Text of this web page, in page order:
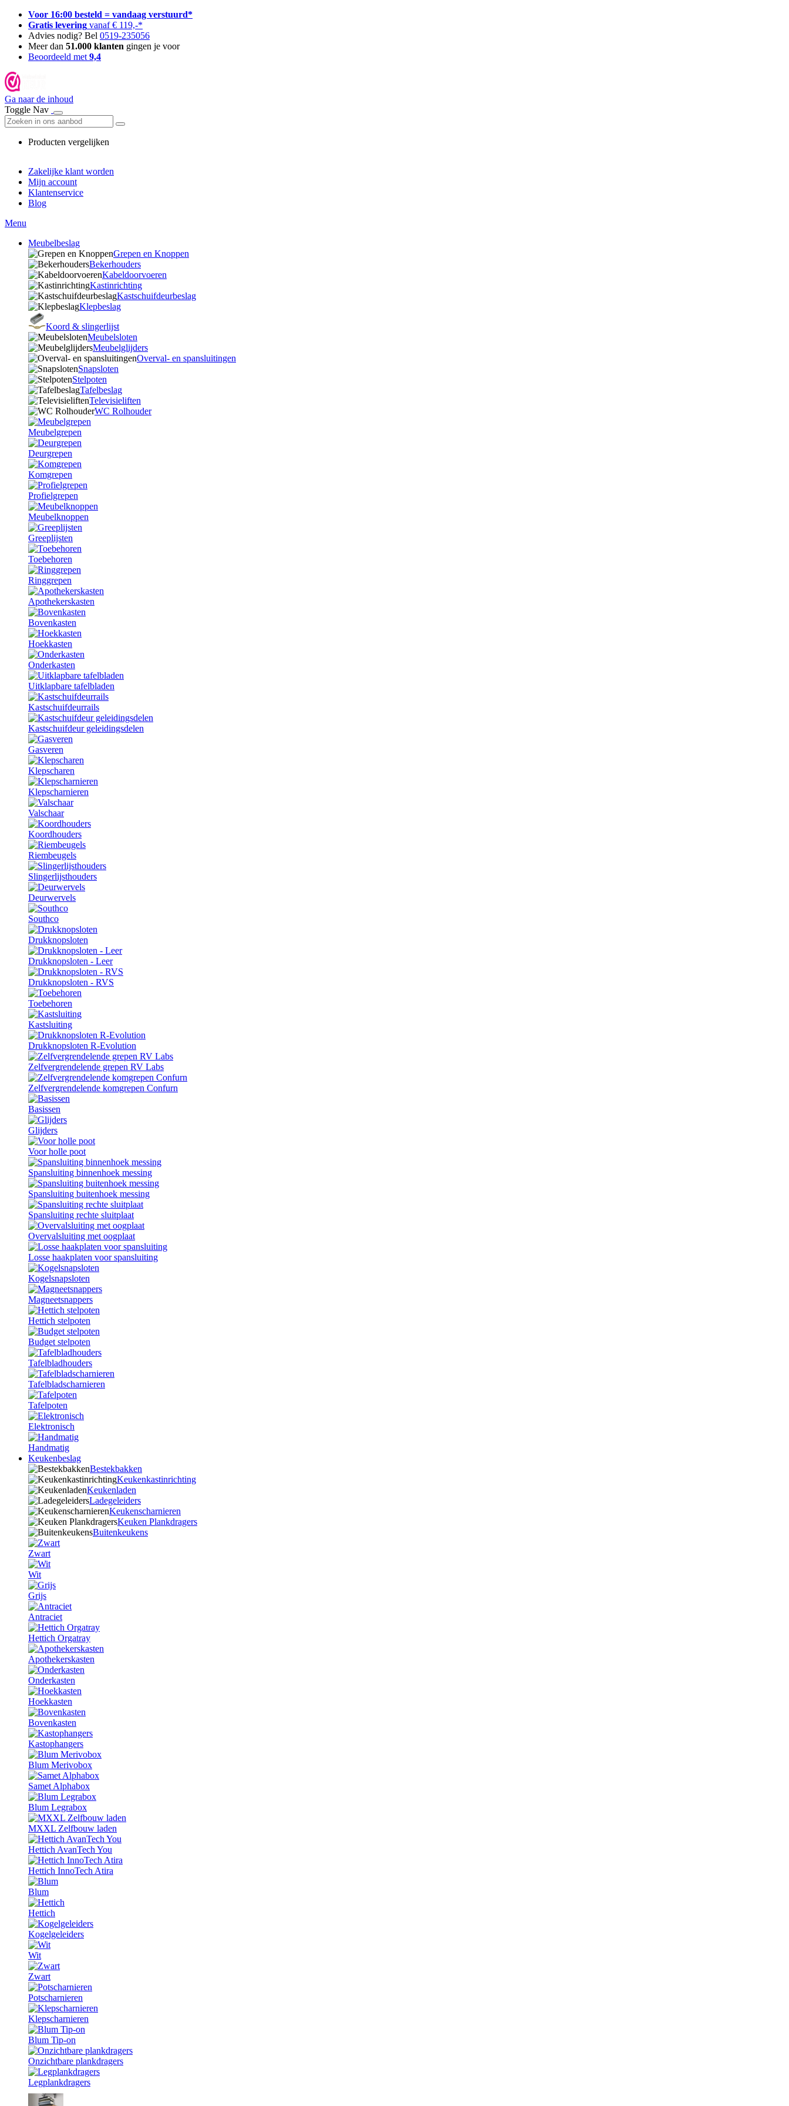
Voor 16:00 besteld = vandaag verstuurd*
Gratis levering vanaf € 119,-*
Advies nodig? Bel 0519-235056
Meer dan 51.000 klanten gingen je voor
Beoordeeld met 9,4
Ga naar de inhoud
Toggle Nav
Producten vergelijken
Zakelijke klant worden
Mijn account
Klantenservice
Blog
Menu
Meubelbeslag
Grepen en Knoppen
Bekerhouders
Kabeldoorvoeren
Kastinrichting
Kastschuifdeurbeslag
Klepbeslag
Koord & slingerlijst
Meubelsloten
Meubelglijders
Overval- en spansluitingen
Snapsloten
Stelpoten
Tafelbeslag
Televisieliften
WC Rolhouder
Meubelgrepen
Deurgrepen
Komgrepen
Profielgrepen
Meubelknoppen
Greeplijsten
Toebehoren
Ringgrepen
Apothekerskasten
Bovenkasten
Hoekkasten
Onderkasten
Uitklapbare tafelbladen
Kastschuifdeurrails
Kastschuifdeur geleidingsdelen
Gasveren
Klepscharen
Klepscharnieren
Valschaar
Koordhouders
Riembeugels
Slingerlijsthouders
Deurwervels
Southco
Drukknopsloten
Drukknopsloten - Leer
Drukknopsloten - RVS
Toebehoren
Kastsluiting
Drukknopsloten R-Evolution
Zelfvergrendelende grepen RV Labs
Zelfvergrendelende komgrepen Confurn
Basissen
Glijders
Voor holle poot
Spansluiting binnenhoek messing
Spansluiting buitenhoek messing
Spansluiting rechte sluitplaat
Overvalsluiting met oogplaat
Losse haakplaten voor spansluiting
Kogelsnapsloten
Magneetsnappers
Hettich stelpoten
Budget stelpoten
Tafelbladhouders
Tafelbladscharnieren
Tafelpoten
Elektronisch
Handmatig
Keukenbeslag
Bestekbakken
Keukenkastinrichting
Keukenladen
Ladegeleiders
Keukenscharnieren
Keuken Plankdragers
Buitenkeukens
Zwart
Wit
Grijs
Antraciet
Hettich Orgatray
Apothekerskasten
Onderkasten
Hoekkasten
Bovenkasten
Kastophangers
Blum Merivobox
Samet Alphabox
Blum Legrabox
MXXL Zelfbouw laden
Hettich AvanTech You
Hettich InnoTech Atira
Blum
Hettich
Kogelgeleiders
Wit
Zwart
Potscharnieren
Klepscharnieren
Blum Tip-on
Onzichtbare plankdragers
Legplankdragers